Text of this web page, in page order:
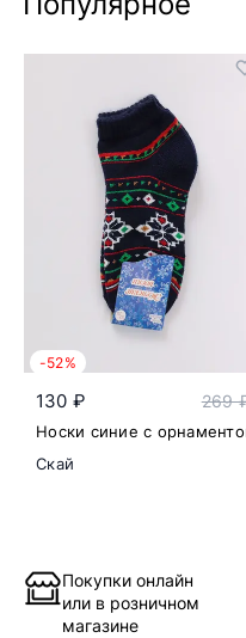
-52%
130 ₽ 269
Носки синие с
Скай
Покупки онлайн
или в розничном
магазине